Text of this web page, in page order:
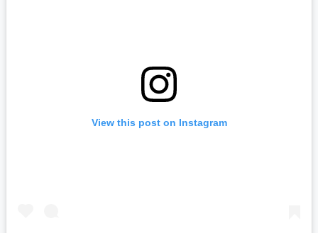
View this post on Instagram